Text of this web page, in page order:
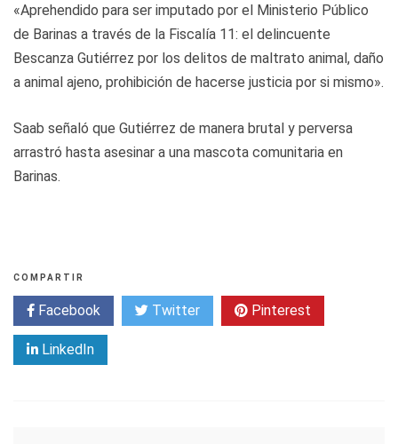
«Aprehendido para ser imputado por el Ministerio Público
de Barinas a través de la Fiscalía 11: el delincuente
Bescanza Gutiérrez por los delitos de maltrato animal, daño
a animal ajeno, prohibición de hacerse justicia por si mismo».
Saab señaló que Gutiérrez de manera brutal y perversa
arrastró hasta asesinar a una mascota comunitaria en
Barinas.
COMPARTIR
Facebook Twitter Pinterest
LinkedIn